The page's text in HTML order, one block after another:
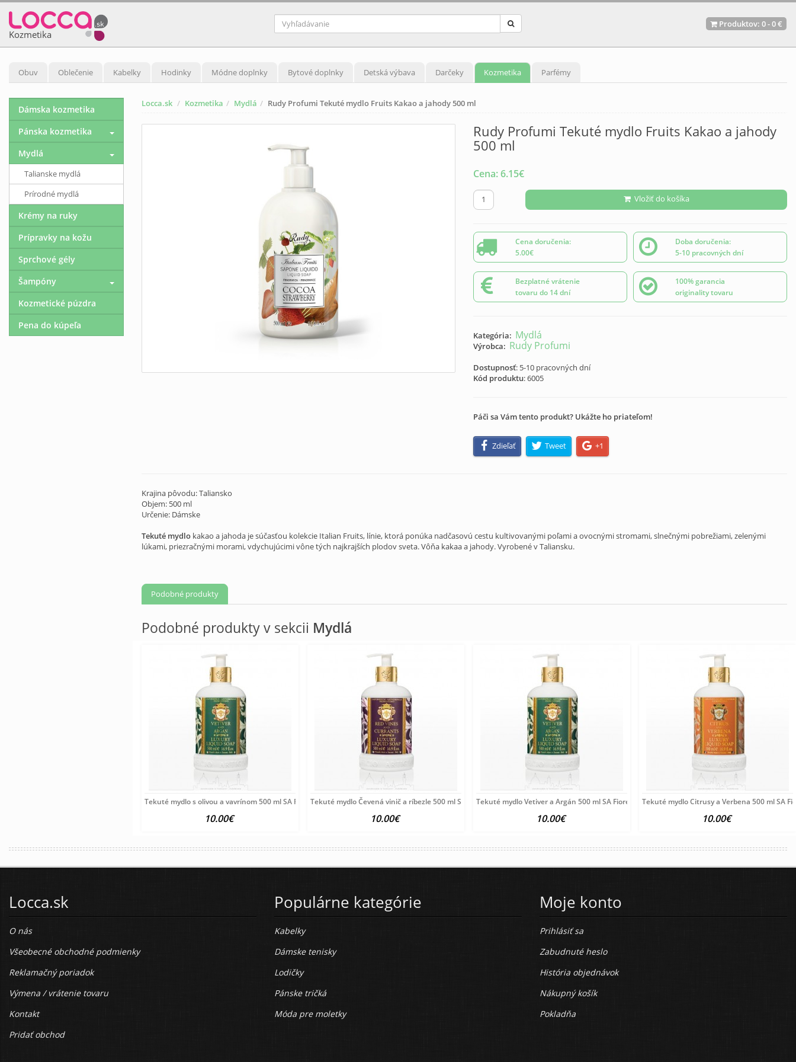
Kozmetika
Produktov: 0-0 €
Obuv Oblečenie Kabelky Hodinky Módne doplnky Bytové doplnky Detská výbava Darčeky Kozmetika Parfémy
Locca.sk Kozmetika Mydlá Rudy Profumi Tekuté mydlo Fruits Kakao a jahody 500 ml
Rudy Profumi Tekuté mydlo Fruits Kakao a jahody
500 ml
Cena:6.15€
Vložiť do košíka
Cena doručenia:
5.00€
Doba doručenia:
5-10 pracovných dní
Bezplatné vrátenie
tovaru do 14 dní
100% garancia
originality tovaru
Kategória: Mydlá
Výrobca: Rudy Profumi
Dostupnosť: 5-10 pracovných dní
Kód produktu:6005
Páči sa Vám tento produkt? Ukážte ho priateľom!
Zdieľať Tweet +1
Krajina pôvodu: Taliansko
Objem: 500 ml
Určenie: Dámske
Tekuté mydlo kakao a jahoda je súčasťou kolekcie Italian Fruits, línie, ktorá ponúka nadčasovú cestu kultivovanými poľami a ovocnými stromami, slnečnými pobrežiami, zelenými
lúkami, priezračnými morami, vdychujúcimi vône tých najkrajších plodov sveta. Vôňa kakaa a jahody. Vyrobené v Taliansku.
Podobné produkty
Podobné produkty v sekcii Mydlá
Tekuté mydlo s olivou a vavrínom 500 ml SA Fiorentino
10.00€
Tekuté mydlo Čevená vinič a ríbezle 500 ml SA Fiorentino
10.00€
Tekuté mydlo Vetiver a Argán 500 ml SA Fiorentino
10.00€
Tekuté mydlo Citrusy a Verbena 500 ml SA
10.00€
Dámska kozmetika
Pánska kozmetika
Mydlá
Talianske mydlá
Prírodné mydlá
Krémy na ruky
Prípravky na kožu
Sprchové gély
Šampóny
Kozmetické púzdra
Pena do kúpeľa
Locca.sk
O nás
Všeobecné obchodné podmienky
Reklamačný poriadok
Výmena / vrátenie tovaru
Kontakt
Pridať obchod
Populárne kategórie
Kabelky
Dámske tenisky
Lodičky
Pánske tričká
Móda pre moletky
Moje konto
Prihlásiť sa
Zabudnuté heslo
História objednávok
Nákupný košík
Pokladňa